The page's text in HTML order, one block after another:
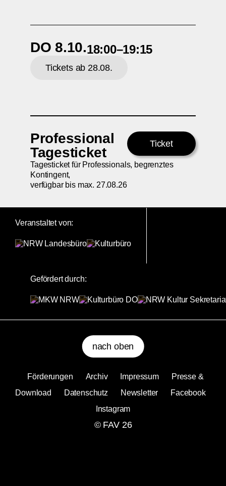
DO 8.10.18:00–19:15
Tickets ab 28.08.
Professional
Tagesticket
Ticket
Tagesticket für Professionals, begrenztes
Kontingent,
verfügbar bis max. 27.08.26
Veranstaltet von:
Gefördert durch:
nach oben
Förderungen Archiv Impressum
Presse &
Download
Datenschutz Newsletter
Facebook
Instagram
© FAV 26